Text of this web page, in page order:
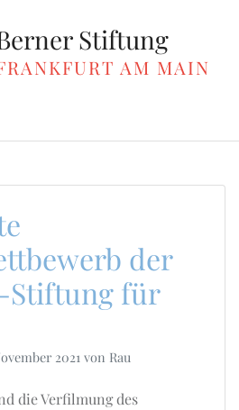
Stiftung
AM MAIN
der
Stiftung für
2021 von Rau
die Verfilmung des